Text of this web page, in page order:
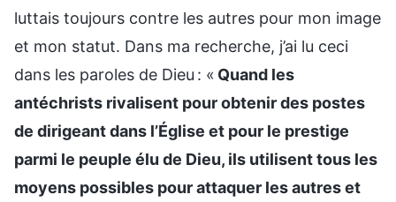
luttais toujours contre les autres pour mon image
et mon statut. Dans ma recherche, j’ai lu ceci
dans les paroles de Dieu : « Quand les
antéchrists rivalisent pour obtenir des postes
de dirigeant dans l’Église et pour le prestige
parmi le peuple élu de Dieu, ils utilisent tous les
moyens possibles pour attaquer les autres et